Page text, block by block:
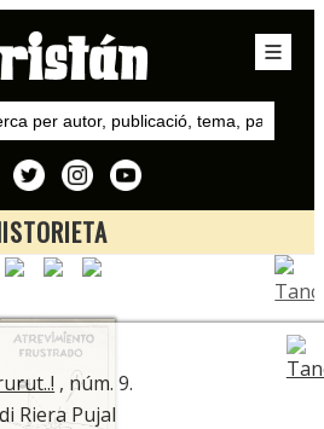
Inici
Coll
, núm. 9.
Riera Pujal